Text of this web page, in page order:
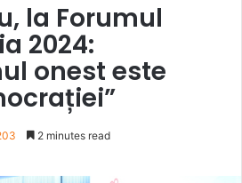
la Forumul
2024:
onest este
2 minutes read